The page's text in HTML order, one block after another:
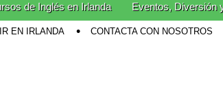
de Inglés en Irlanda Eventos, Diversión
EN IRLANDA CONTACTA CON NOSOTROS